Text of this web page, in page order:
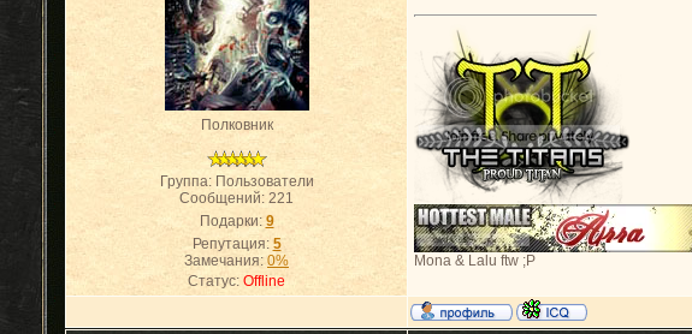
Полковник
Группа: Пользователи
Сообщений: 221
Подарки: 9
Репутация: 5
Замечания: 0%
Статус: Offline
Mona & Lalu ftw ;P